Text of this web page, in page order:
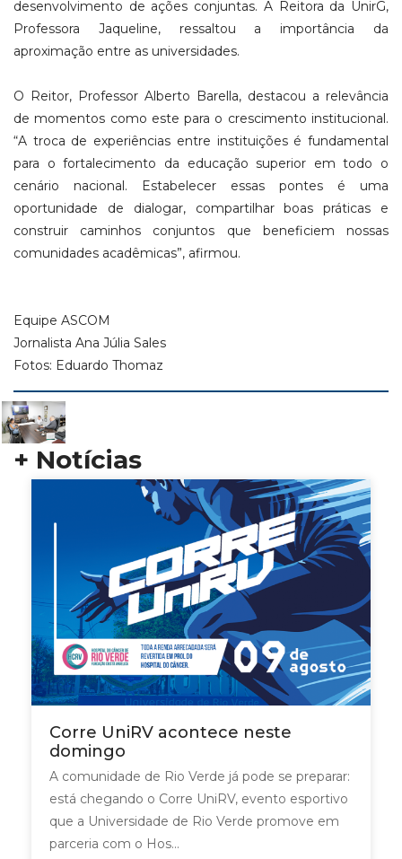
desenvolvimento de ações conjuntas. A Reitora da UnirG,
Professora Jaqueline, ressaltou a importância da
aproximação entre as universidades.
O Reitor, Professor Alberto Barella, destacou a relevância
de momentos como este para o crescimento institucional.
“A troca de experiências entre instituições é fundamental
para o fortalecimento da educação superior em todo o
cenário nacional. Estabelecer essas pontes é uma
oportunidade de dialogar, compartilhar boas práticas e
construir caminhos conjuntos que beneficiem nossas
comunidades acadêmicas”, afirmou.
Equipe ASCOM
Jornalista Ana Júlia Sales
Fotos: Eduardo Thomaz
+ Notícias
Corre UniRV acontece neste
domingo
A comunidade de Rio Verde já pode se preparar:
está chegando o Corre UniRV, evento esportivo
que a Universidade de Rio Verde promove em
parceria com o Hos...